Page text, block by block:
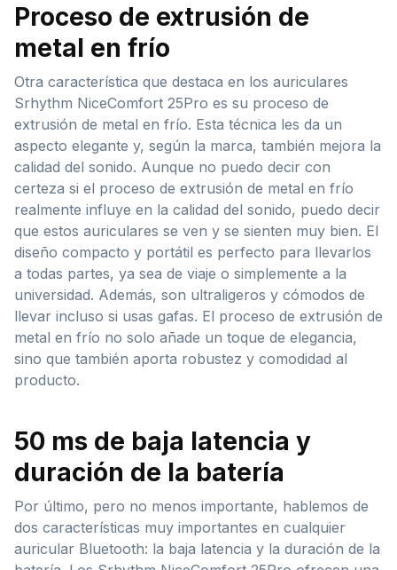
Proceso de extrusión de
metal en frío
Otra característica que destaca en los auriculares
Srhythm NiceComfort 25Pro es su proceso de
extrusión de metal en frío. Esta técnica les da un
aspecto elegante y, según la marca, también mejora la
calidad del sonido. Aunque no puedo decir con
certeza si el proceso de extrusión de metal en frío
realmente influye en la calidad del sonido, puedo decir
que estos auriculares se ven y se sienten muy bien. El
diseño compacto y portátil es perfecto para llevarlos
a todas partes, ya sea de viaje o simplemente a la
universidad. Además, son ultraligeros y cómodos de
llevar incluso si usas gafas. El proceso de extrusión de
metal en frío no solo añade un toque de elegancia,
sino que también aporta robustez y comodidad al
producto.
50 ms de baja latencia y
duración de la batería
Por último, pero no menos importante, hablemos de
dos características muy importantes en cualquier
auricular Bluetooth: la baja latencia y la duración de la